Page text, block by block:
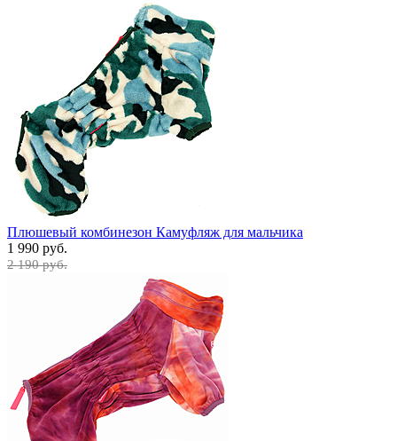
Плюшевый комбинезон Камуфляж для мальчика
1 990 руб.
2 190 руб.